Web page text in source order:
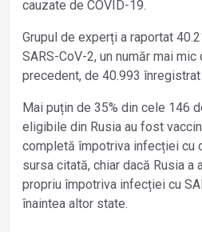
cauzate de COVID-19.
Grupul de experți a raportat
SARS-CoV-2, un număr mai
precedent, de 40.993
Mai puțin de 35% din cele 146
eligibile din Rusia au fost
completă împotriva infecției cu
sursa citată, chiar dacă Rusia a
propriu împotriva infecției cu
înaintea altor state.